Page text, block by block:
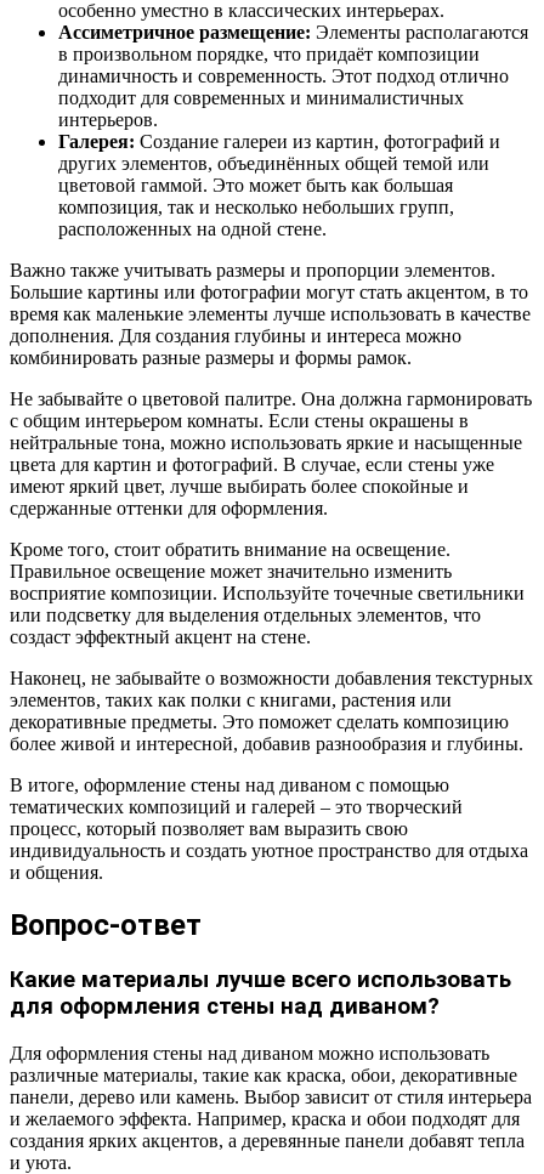
особенно уместно в классических интерьерах.
Ассиметричное размещение: Элементы располагаются
в произвольном порядке, что придаёт композиции
динамичность и современность. Этот подход отлично
подходит для современных и минималистичных
интерьеров.
Галерея: Создание галереи из картин, фотографий и
других элементов, объединённых общей темой или
цветовой гаммой. Это может быть как большая
композиция, так и несколько небольших групп,
расположенных на одной стене.
Важно также учитывать размеры и пропорции элементов.
Большие картины или фотографии могут стать акцентом, в то
время как маленькие элементы лучше использовать в качестве
дополнения. Для создания глубины и интереса можно
комбинировать разные размеры и формы рамок.
Не забывайте о цветовой палитре. Она должна гармонировать
с общим интерьером комнаты. Если стены окрашены в
нейтральные тона, можно использовать яркие и насыщенные
цвета для картин и фотографий. В случае, если стены уже
имеют яркий цвет, лучше выбирать более спокойные и
сдержанные оттенки для оформления.
Кроме того, стоит обратить внимание на освещение.
Правильное освещение может значительно изменить
восприятие композиции. Используйте точечные светильники
или подсветку для выделения отдельных элементов, что
создаст эффектный акцент на стене.
Наконец, не забывайте о возможности добавления текстурных
элементов, таких как полки с книгами, растения или
декоративные предметы. Это поможет сделать композицию
более живой и интересной, добавив разнообразия и глубины.
В итоге, оформление стены над диваном с помощью
тематических композиций и галерей – это творческий
процесс, который позволяет вам выразить свою
индивидуальность и создать уютное пространство для отдыха
и общения.
Вопрос-ответ
Какие материалы лучше всего использовать
для оформления стены над диваном?
Для оформления стены над диваном можно использовать
различные материалы, такие как краска, обои, декоративные
панели, дерево или камень. Выбор зависит от стиля интерьера
и желаемого эффекта. Например, краска и обои подходят для
создания ярких акцентов, а деревянные панели добавят тепла
и уюта.